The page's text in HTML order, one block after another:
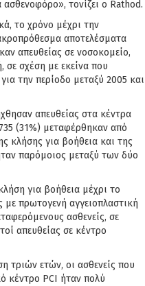
τονίζει ο Rathod.
το χρόνο μέχρι την
αποτελέσματα
απευθείας σε νοσοκομείο,
σε σχέση με εκείνα που
την περίοδο μεταξύ 2005 και
απευθείας στα κέντρα
(31%) μεταφέρθηκαν από
κλήσης για βοήθεια και της
παρόμοιος μεταξύ των δύο
για βοήθεια μέχρι το
με πρωτογενή αγγειοπλαστική
ασθενείς, σε
απευθείας σε κέντρο
τριών ετών, οι ασθενείς που
κέντρο PCI ήταν πολύ